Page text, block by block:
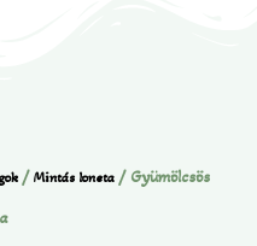
/ Mintás loneta / Gyümölcsös